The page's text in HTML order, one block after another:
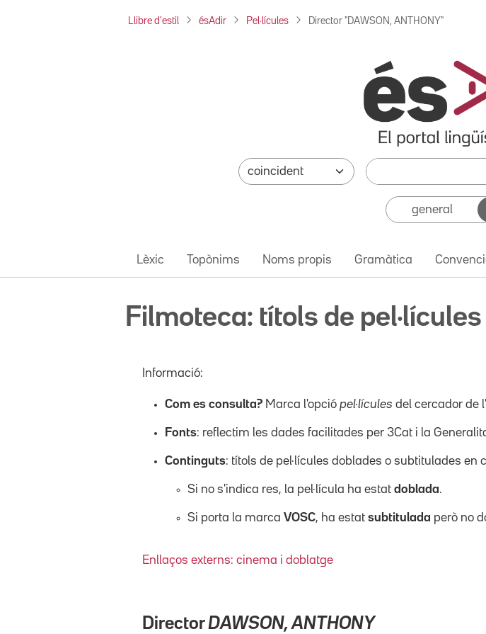
Llibre d'estil ésAdir Pel·lícules Director "DAWSON, ANTHONY"
general
Lèxic Topònims Noms propis Gramàtica
Filmoteca: títols de pel·lícules
Informació:
Com es consulta? Marca l'opció pel·lícules del cercador de
Fonts: reflectim les dades facilitades per 3Cat i la
Continguts: títols de pel·lícules doblades o subtitulades
Si no s'indica res, la pel·lícula ha estat doblada.
Si porta la marca VOSC, ha estat subtitulada però no
Enllaços externs: cinema i doblatge
Director DAWSON, ANTHONY